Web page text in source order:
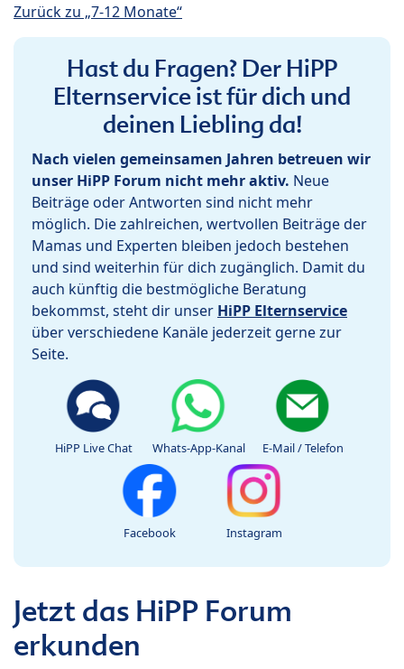
Zurück zu „7-12 Monate“
Hast du Fragen? Der HiPP
Elternservice ist für dich und
deinen Liebling da!
Nach vielen gemeinsamen Jahren betreuen wir
unser HiPP Forum nicht mehr aktiv. Neue
Beiträge oder Antworten sind nicht mehr
möglich. Die zahlreichen, wertvollen Beiträge der
Mamas und Experten bleiben jedoch bestehen
und sind weiterhin für dich zugänglich. Damit du
auch künftig die bestmögliche Beratung
bekommst, steht dir unser HiPP Elternservice
über verschiedene Kanäle jederzeit gerne zur
Seite.
HiPP Live Chat Whats-App-Kanal E-Mail / Telefon
Facebook Instagram
Jetzt das HiPP Forum
erkunden